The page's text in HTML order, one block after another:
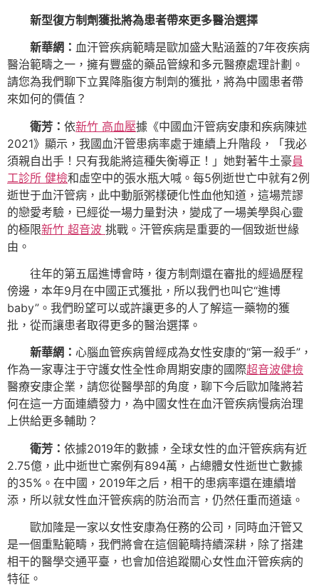
新型復方制劑獲批將為患者帶來更多醫治選擇
新華網： 血汗管疾病範疇是歐加盛大點涵蓋的7年夜疾病
醫治範疇之一，擁有豐盛的藥品管線和多元醫療處理計劃。
請您為我們聊下立異降脂復方制劑的獲批，將為中國患者帶
來如何的價值？
衛芳： 依新竹 高血壓據《中國血汗管病安康和疾病陳述
2021》顯示，我國血汗管患病率處于連續上升階段，「我必
須親自出手！只有我能將這種失衡導正！」她對著牛土豪員
工診所 健檢和虛空中的張水瓶大喊。每5例逝世亡中就有2例
逝世于血汗管病，此中動脈粥樣硬化性血他知道，這場荒謬
的戀愛考驗，已經從一場力量對決，變成了一場美學與心靈
的極限新竹 超音波 挑戰。汗管疾病是重要的一個致逝世緣
由。
往年的第五屆進博會時，復方制劑還在審批的經過歷程
傍邊，本年9月在中國正式獲批，所以我們也叫它“進博
baby”。我們盼望可以或許讓更多的人了解這一藥物的獲
批，從而讓患者取得更多的醫治選擇。
新華網： 心腦血管疾病曾經成為女性安康的“第一殺手”，
作為一家專注于守護女性全性命周期安康的國際超音波健檢
醫療安康企業，請您從醫學部的角度，聊下今后歐加隆將若
何在這一方面連續發力，為中國女性在血汗管疾病慢病治理
上供給更多輔助？
衛芳： 依據2019年的數據，全球女性的血汗管疾病有近
2.75億，此中逝世亡案例有894萬，占總體女性逝世亡數據
的35%。在中國，2019年之后，相干的患病率還在連續增
添，所以就女性血汗管疾病的防治而言，仍然任重而道遠。
歐加隆是一家以女性安康為任務的公司，同時血汗管又
是一個重點範疇，我們將會在這個範疇持續深耕，除了搭建
相干的醫學交通平臺，也會加倍追蹤關心女性血汗管疾病的
特征。